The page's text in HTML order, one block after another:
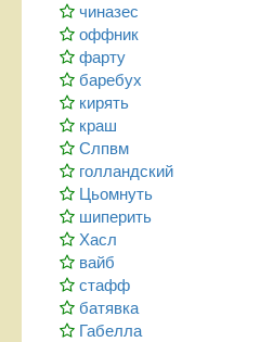
чиназес
оффник
фарту
баребух
кирять
краш
Слпвм
голландский
Цьомнуть
шиперить
Хасл
вайб
стафф
батявка
Габелла